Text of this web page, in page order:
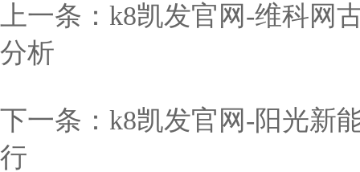
上一条： k8凯发官网-维科网
分析
下一条： k8凯发官网-阳光新
行